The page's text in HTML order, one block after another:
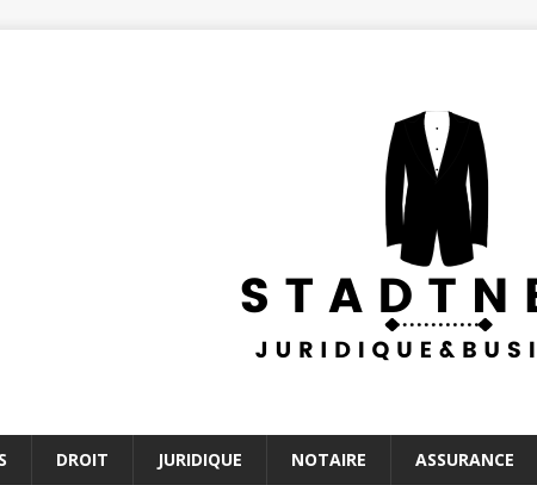
DROIT JURIDIQUE NOTAIRE ASSURANCE